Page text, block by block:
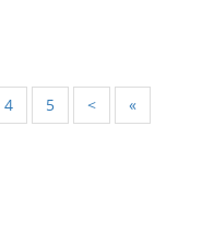
4 5 > »